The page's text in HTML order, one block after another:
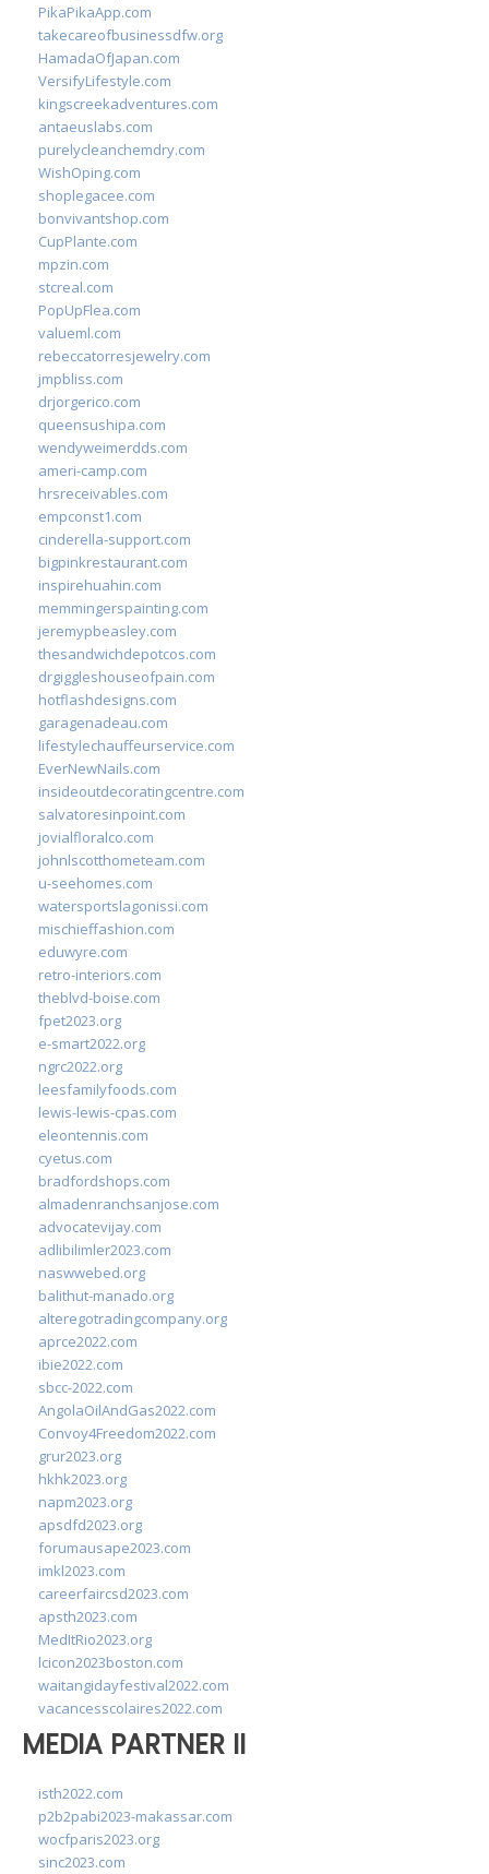
PikaPikaApp.com
takecareofbusinessdfw.org
HamadaOfJapan.com
VersifyLifestyle.com
kingscreekadventures.com
antaeuslabs.com
purelycleanchemdry.com
WishOping.com
shoplegacee.com
bonvivantshop.com
CupPlante.com
mpzin.com
stcreal.com
PopUpFlea.com
valueml.com
rebeccatorresjewelry.com
jmpbliss.com
drjorgerico.com
queensushipa.com
wendyweimerdds.com
ameri-camp.com
hrsreceivables.com
empconst1.com
cinderella-support.com
bigpinkrestaurant.com
inspirehuahin.com
memmingerspainting.com
jeremypbeasley.com
thesandwichdepotcos.com
drgiggleshouseofpain.com
hotflashdesigns.com
garagenadeau.com
lifestylechauffeurservice.com
EverNewNails.com
insideoutdecoratingcentre.com
salvatoresinpoint.com
jovialfloralco.com
johnlscotthometeam.com
u-seehomes.com
watersportslagonissi.com
mischieffashion.com
eduwyre.com
retro-interiors.com
theblvd-boise.com
fpet2023.org
e-smart2022.org
ngrc2022.org
leesfamilyfoods.com
lewis-lewis-cpas.com
eleontennis.com
cyetus.com
bradfordshops.com
almadenranchsanjose.com
advocatevijay.com
adlibilimler2023.com
naswwebed.org
balithut-manado.org
alteregotradingcompany.org
aprce2022.com
ibie2022.com
sbcc-2022.com
AngolaOilAndGas2022.com
Convoy4Freedom2022.com
grur2023.org
hkhk2023.org
napm2023.org
apsdfd2023.org
forumausape2023.com
imkl2023.com
careerfaircsd2023.com
apsth2023.com
MedItRio2023.org
lcicon2023boston.com
waitangidayfestival2022.com
vacancesscolaires2022.com
MEDIA PARTNER II
isth2022.com
p2b2pabi2023-makassar.com
wocfparis2023.org
sinc2023.com